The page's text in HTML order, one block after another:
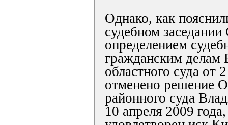
Однако, как
судебном
определением
гражданским делам
областного суда от
отменено решение
районного суда
10 апреля 2009